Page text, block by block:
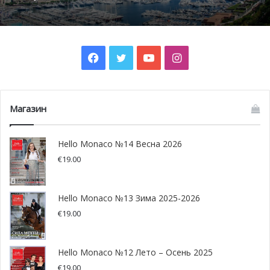
Кто будет играть?
Основатель фонда «Одной капли» Ги Лалиберте заявил,
что на турнире покерным профессионалам будут рады,
но принять участие в соревновании они не смогут.
«Оглянувшись и оценив первые два турнира One Drop,
поговорив с потенциальными участниками нынешнего
Facebook
TwitterYouTubeInstagram
Магазин
Hello Monaco №14 Весна 2026
€19.00
Hello Monaco №13 Зима 2025-2026
€19.00
Hello Monaco №12 Лето – Осень 2025
€19.00